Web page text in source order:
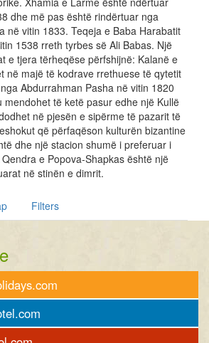
dhe më pas është rindërtuar nga
në vitin 1833. Teqeja e Baba Harabatit
1538 rreth tyrbes së Ali Babas. Një
e tjera tërheqëse përfshijnë: Kalanë e
në majë të kodrave rrethuese të qytetit
Abdurrahman Pasha në vitin 1820
mendohet të ketë pasur edhe një Kullë
në pjesën e sipërme të pazarit të
që përfaqëson kulturën bizantine
dhe një stacion shumë i preferuar i
e Popova-Shapkas është një
në stinën e dimrit.
Filters